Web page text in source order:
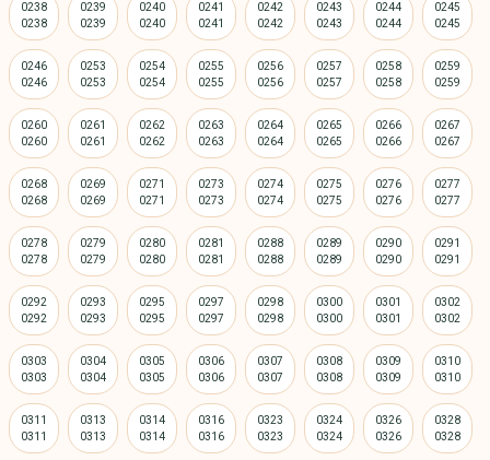
0238 0239 0240 0241 0242 0243 0244 0245
0246 0253 0254 0255 0256 0257 0258 0259
0260 0261 0262 0263 0264 0265 0266 0267
0268 0269 0271 0273 0274 0275 0276 0277
0278 0279 0280 0281 0288 0289 0290 0291
0292 0293 0295 0297 0298 0300 0301 0302
0303 0304 0305 0306 0307 0308 0309 0310
0311 0313 0314 0316 0323 0324 0326 0328